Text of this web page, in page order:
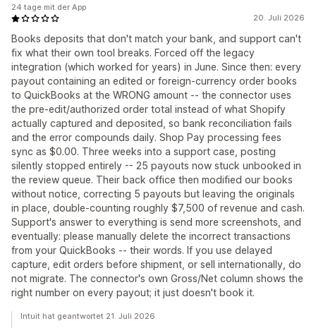
20. Juli 2026
Books deposits that don't match your bank, and support can't
fix what their own tool breaks. Forced off the legacy
integration (which worked for years) in June. Since then: every
payout containing an edited or foreign-currency order books
to QuickBooks at the WRONG amount -- the connector uses
the pre-edit/authorized order total instead of what Shopify
actually captured and deposited, so bank reconciliation fails
and the error compounds daily. Shop Pay processing fees
sync as $0.00. Three weeks into a support case, posting
silently stopped entirely -- 25 payouts now stuck unbooked in
the review queue. Their back office then modified our books
without notice, correcting 5 payouts but leaving the originals
in place, double-counting roughly $7,500 of revenue and cash.
Support's answer to everything is send more screenshots, and
eventually: please manually delete the incorrect transactions
from your QuickBooks -- their words. If you use delayed
capture, edit orders before shipment, or sell internationally, do
not migrate. The connector's own Gross/Net column shows the
right number on every payout; it just doesn't book it.
24 tage mit der App
Intuit hat geantwortet 21. Juli 2026